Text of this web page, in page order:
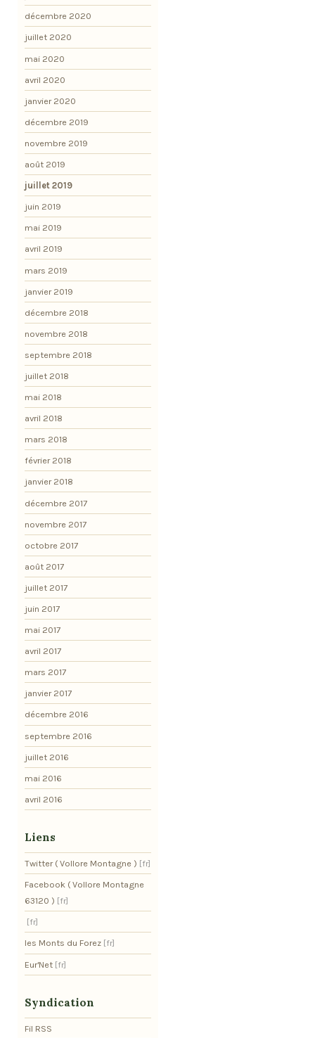
décembre 2020
juillet 2020
mai 2020
avril 2020
janvier 2020
décembre 2019
novembre 2019
août 2019
juillet 2019
juin 2019
mai 2019
avril 2019
mars 2019
janvier 2019
décembre 2018
novembre 2018
septembre 2018
juillet 2018
mai 2018
avril 2018
mars 2018
février 2018
janvier 2018
décembre 2017
novembre 2017
octobre 2017
août 2017
juillet 2017
juin 2017
mai 2017
avril 2017
mars 2017
janvier 2017
décembre 2016
septembre 2016
juillet 2016
mai 2016
avril 2016
Liens
Twitter ( Vollore Montagne )
Facebook ( Vollore Montagne
63120 )
les Monts du Forez
Eur'Net
Syndication
Fil RSS